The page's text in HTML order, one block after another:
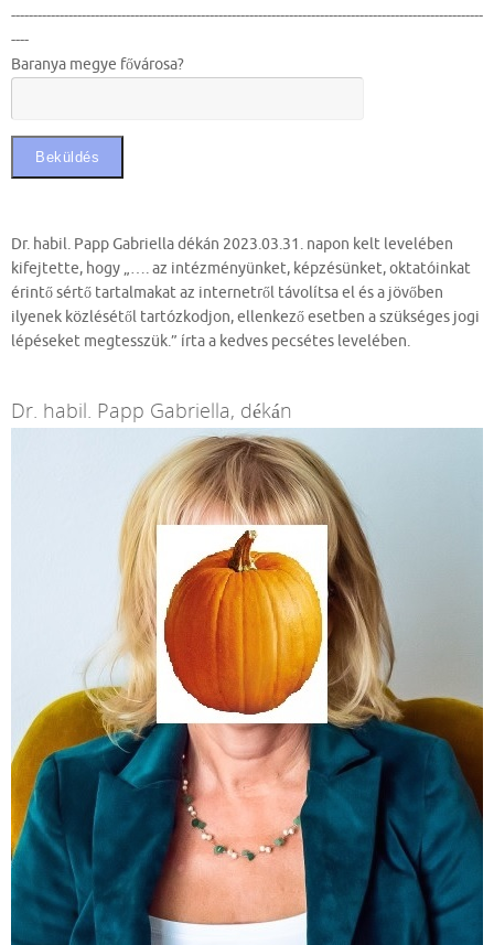
-----------------------------------------------------------------------------------------------------------
----
Baranya megye fővárosa?
Dr. habil. Papp Gabriella dékán 2023.03.31. napon kelt levelében
kifejtette, hogy „…. az intézményünket, képzésünket, oktatóinkat
érintő sértő tartalmakat az internetről távolítsa el és a jövőben
ilyenek közlésétől tartózkodjon, ellenkező esetben a szükséges jogi
lépéseket megtesszük.” írta a kedves pecsétes levelében.
Dr. habil. Papp Gabriella, dékán